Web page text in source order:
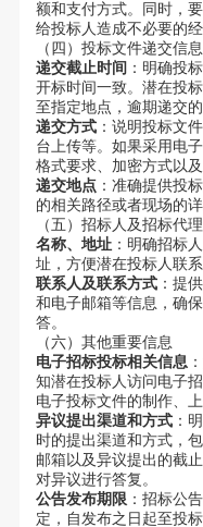
额和支付方式。同时，
给投标人造成不必要的经
（四）投标文件递交信息
递交截止时间 ：明确投
开标时间一致。潜在投
至指定地点，逾期递交
递交方式：说明投标文
台上传等。如果采用电
格式要求、加密方式以
递交地点：准确提供投
的相关路径或者现场的详
（五）招标人及招标代
名称、地址：明确招标
址，方便潜在投标人联系
联系人及联系方式：提
和电子邮箱等信息，确
答。
（六）其他重要信息
电子招标投标相关信息
知潜在投标人访问电子
电子投标文件的制作、
异议提出渠道和方式：
时的提出渠道和方式，
邮箱以及异议提出的截
对异议进行答复。
公告发布期限：招标公
定，自发布之日起至投